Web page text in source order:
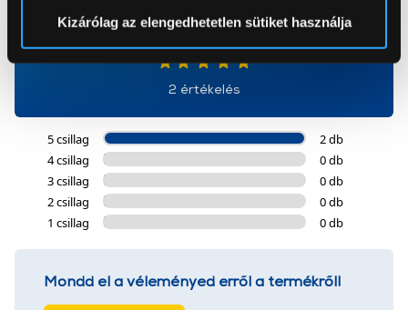
Sütinyilatkozathoz való hozzájárulását.
szolgáltatásaink biztosításához szükségesek. Az oldal
használatával Ön elfogadja a cookie-k használatát.
További információk:ÁSZFésAdatvédelem
Kizárólag az elengedhetetlen sütiket használja
5
2 értékelés
5 csillag
2 db
4 csillag
0 db
3 csillag
0 db
2 csillag
0 db
1 csillag
0 db
Mondd el a véleményed erről a termékről!